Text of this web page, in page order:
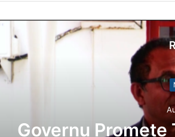
Governu Promete